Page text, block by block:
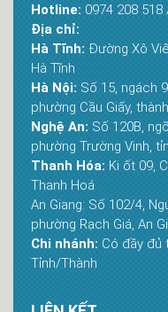
Hotline: 0974 208
Địa chỉ:
Hà Tĩnh: Đường Xô
Hà Tĩnh
Hà Nội: Số 15, ngách
phường Cầu Giấy,
Nghệ An: Số 120B,
phường Trường Vinh,
Thanh Hóa: Ki ốt 09,
Thanh Hoá
An Giang: Số 102/4,
phường Rạch Giá, An
Chi nhánh: Có đầy đủ
Tỉnh/Thành